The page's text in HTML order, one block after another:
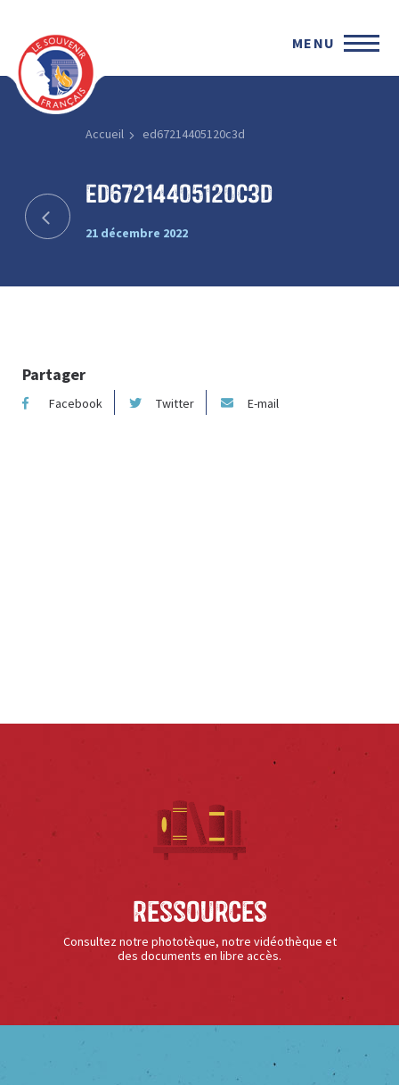
MENU
Accueil ed67214405120c3d
ed67214405120c3d
21 décembre 2022
Partager
Facebook Twitter E-mail
Ressources
Consultez notre phototèque, notre vidéothèque et
des documents en libre accès.